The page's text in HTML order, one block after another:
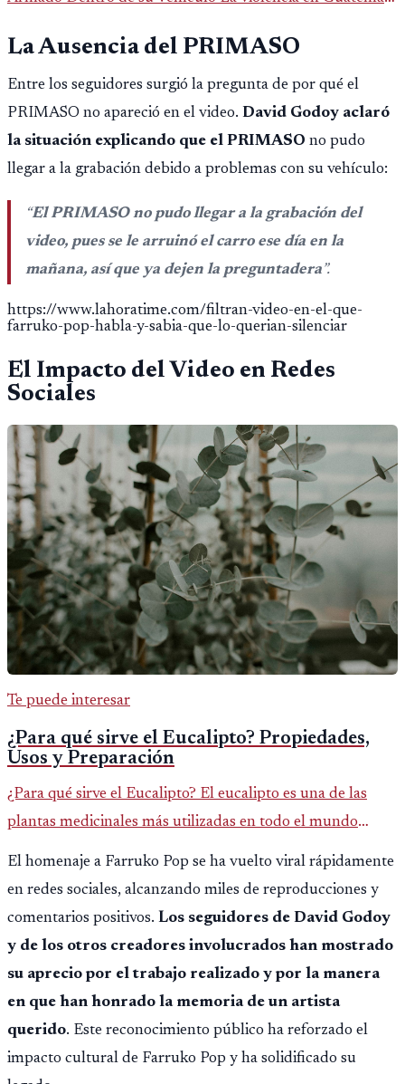
armado ha dej
La Ausencia del PRIMASO
Entre los seguidores surgió la pregunta de por qué el
PRIMASO no apareció en el video. David Godoy aclaró
la situación explicando que el PRIMASO no pudo
llegar a la grabación debido a problemas con su vehículo:
“El PRIMASO no pudo llegar a la grabación del
video, pues se le arruinó el carro ese día en la
mañana, así que ya dejen la preguntadera”.
https://www.lahoratime.com/filtran-video-en-el-que-
farruko-pop-habla-y-sabia-que-lo-querian-silenciar
El Impacto del Video en Redes
Sociales
Te puede interesar
¿Para qué sirve el Eucalipto? Propiedades,
Usos y Preparación
¿Para qué sirve el Eucalipto? El eucalipto es una de las
plantas medicinales más utilizadas en todo el mundo
gracias a sus propiedades antiinflamatorias,
antimicrobianas y expector
El homenaje a Farruko Pop se ha vuelto viral rápidamente
en redes sociales, alcanzando miles de reproducciones y
comentarios positivos. Los seguidores de David Godoy
y de los otros creadores involucrados han mostrado
su aprecio por el trabajo realizado y por la manera
en que han honrado la memoria de un artista
querido. Este reconocimiento público ha reforzado el
impacto cultural de Farruko Pop y ha solidificado su